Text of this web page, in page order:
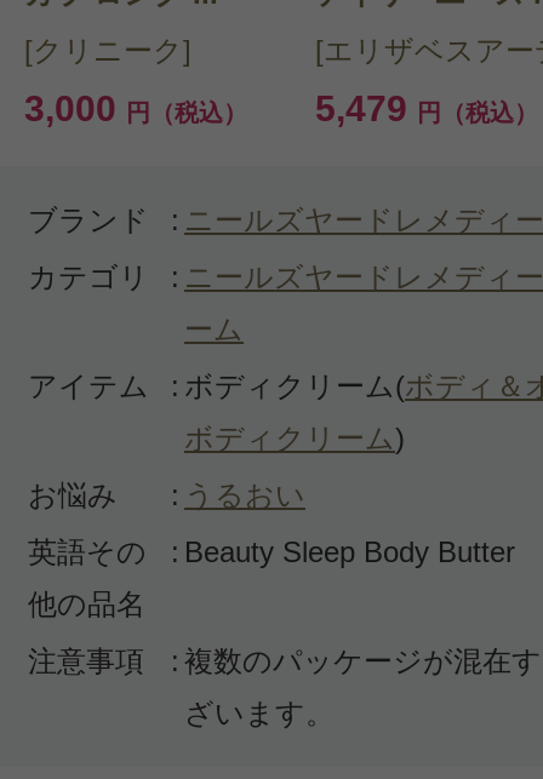
としてはお高いけれどどうかな？と
乾燥対策には良いかなと感じました
ん。ニールズヤードレメディーズは
感じた効能：乾燥(ボディ)/バストケ
リラックス
購入品：ビューティスリープボディ
[クリニーク]
3,000 円（税込）
[エリザベスアー
5,479 円（税込）
ブランド : ニールズヤードレメディ
カテゴリ
: ニールズヤードレメディ
ーム
アイテム
: ボディクリーム(ボディ＆
ボディクリーム)
お悩み
: うるおい
英語その
他の品名
: Beauty Sleep Body Butter
注意事項 : 複数のパッケージが混在
ざいます。